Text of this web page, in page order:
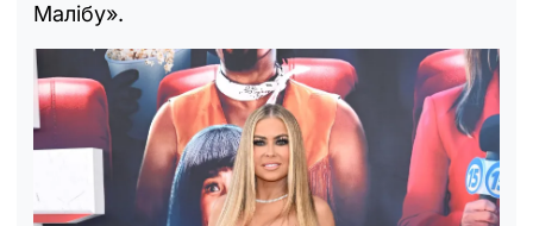
Малібу».